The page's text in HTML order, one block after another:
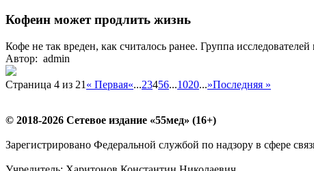
Кофеин может продлить жизнь
Кофе не так вреден, как считалось ранее. Группа
Автор: admin
Страница 4 из 21 « Первая«...23456...1020...»Последняя »
© 2018-2026 Сетевое издание «55мед» (16+)
Зарегистрировано Федеральной службой по надзору в сфере